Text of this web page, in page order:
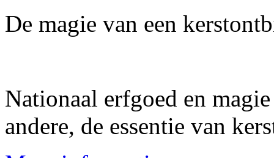
De magie van een
Nationaal erfgoed en
andere, de essentie van